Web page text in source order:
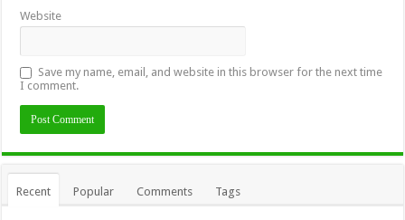
Website
Save my name, email, and website in this browser for the next time
I comment.
Recent Popular Comments Tags